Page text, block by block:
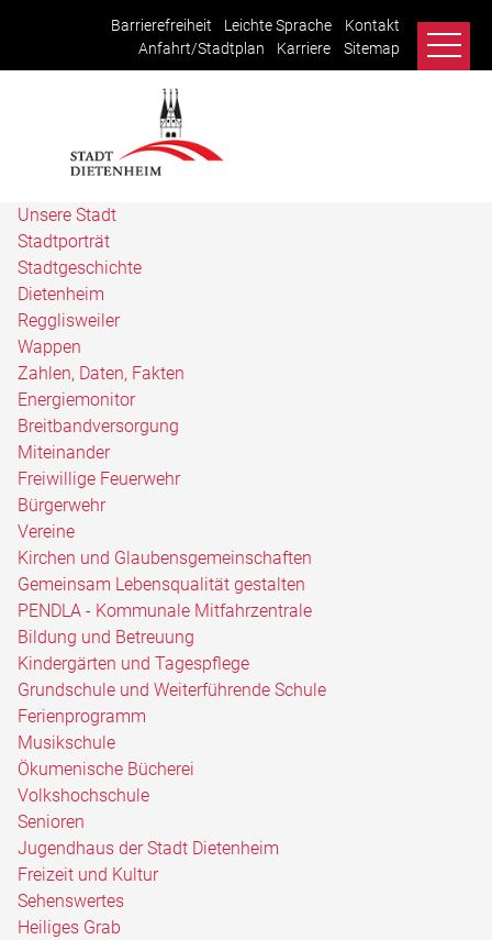
Barrierefreiheit Leichte Sprache
Kontakt
Anfahrt/Stadtplan
Karriere Sitemap
Unsere Stadt
Stadtporträt
Stadtgeschichte
Dietenheim
Regglisweiler
Wappen
Zahlen, Daten, Fakten
Energiemonitor
Breitbandversorgung
Miteinander
Freiwillige Feuerwehr
Bürgerwehr
Vereine
Kirchen und Glaubensgemeinschaften
Gemeinsam Lebensqualität gestalten
PENDLA - Kommunale Mitfahrzentrale
Bildung und Betreuung
Kindergärten und Tagespflege
Grundschule und Weiterführende Schule
Ferienprogramm
Musikschule
Ökumenische Bücherei
Volkshochschule
Senioren
Jugendhaus der Stadt Dietenheim
Freizeit und Kultur
Sehenswertes
Heiliges Grab